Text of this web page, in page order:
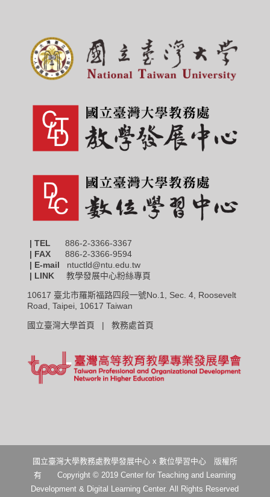
| TEL 886-2-3366-3367
| FAX
886-2-3366-9594
| E-mail ntuctld@ntu.edu.tw
| LINK 教學發展中心粉絲專頁
10617 臺北市羅斯福路四段一號No.1, Sec. 4, Roosevelt
Road, Taipei, 10617 Taiwan
國立臺灣大學首頁 | 教務處首頁
國立臺灣大學教務處教學發展中心 x 數位學習中心 版權所
有 Copyright © 2019 Center for Teaching and Learning
Development & Digital Learning Center. All Rights Reserved